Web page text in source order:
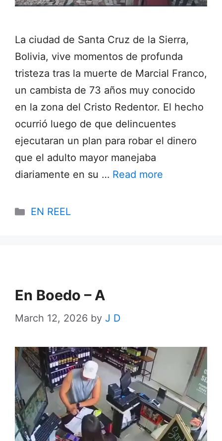
La ciudad de Santa Cruz de la Sierra,
Bolivia, vive momentos de profunda
tristeza tras la muerte de Marcial Franco,
un cambista de 73 años muy conocido
en la zona del Cristo Redentor. El hecho
ocurrió luego de que delincuentes
ejecutaran un plan para robar el dinero
que el adulto mayor manejaba
diariamente en su … Read more
Categories
EN REEL
En Boedo – A
March 12, 2026 by J D